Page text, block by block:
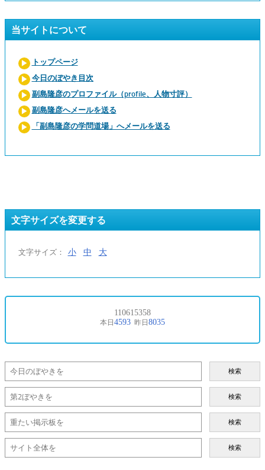
当サイトについて
トップページ
今日のぼやき目次
副島隆彦のプロファイル（profile、人物寸評）
副島隆彦へメールを送る
「副島隆彦の学問道場」へメールを送る
文字サイズを変更する
文字サイズ： 小 中 大
検索
検索
検索
検索